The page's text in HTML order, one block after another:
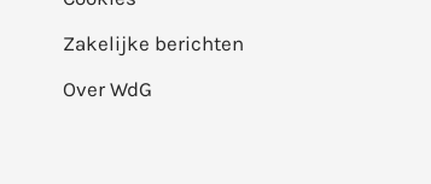
Zakelijke berichten
Over WdG